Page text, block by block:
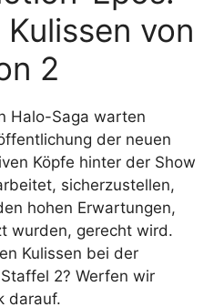
von
2
Halo-Saga warten
der neuen
Köpfe hinter der Show
sicherzustellen,
hohen Erwartungen,
wurden, gerecht wird.
Kulissen bei der
2? Werfen wir
darauf.